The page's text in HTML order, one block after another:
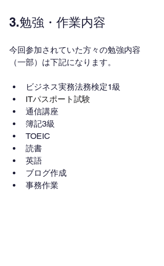
3.勉強・作業内容
今回参加されていた方々の勉強内容
（一部）は下記になります。
ビジネス実務法務検定1級
ITパスポート試験
通信講座
簿記3級
TOEIC
読書
英語
ブログ作成
事務作業